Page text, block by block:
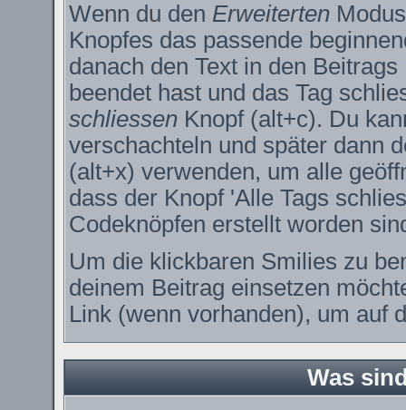
Wenn du den ErweitertenModus
Knopfes das passende
danach den Text in den
beendet hast und das Tag
schliessenKnopf (alt+c). Du
verschachteln und später dann
(alt+x) verwenden, um alle
dass der Knopf 'Alle Tags
Codeknöpfen erstellt worden
Um die klickbaren Smilies zu
deinem Beitrag einsetzen
Link (wenn vorhanden), um auf
Was